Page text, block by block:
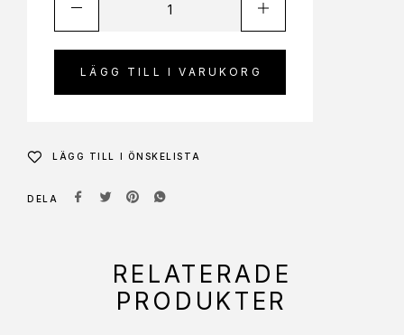
LÄGG TILL I VARUKORG
LÄGG TILL I ÖNSKELISTA
DELA
RELATERADE
PRODUKTER